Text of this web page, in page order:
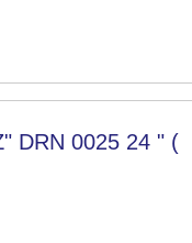
DRN 0025 24 " (